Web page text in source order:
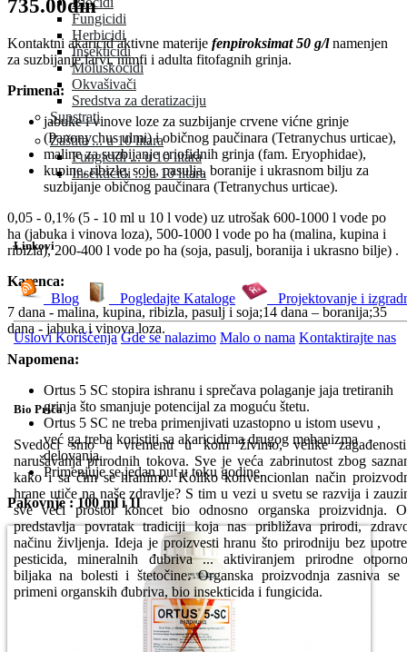
Fungicidi
Herbicidi
Insekticidi
Moluskocidi
Okvašivači
Sredstva za deratizaciju
Supstrati
Zaštita ... u 10 litara
Fungicidi ... u 10 litara
Insekticidi ... u 10 litara
Linkovi
Blog Pogledajte Kataloge Projektovanje i
Uslovi Korišćenja Gde se nalazimo Malo o nama Kontaktirajte nas
Bio Priča
Svedoci smo u vremenu u kom živimo, velike
narušavanja prirodnih tokova. Sve je veća zabrinutost zbog
kako i sa čim se hranimo. Koliko konvencionlan način
hrane utiče na naše zdravlje? S tim u vezi u svetu se razvija i
sve veći prostor koncet bio odnosno organska proizvidnja.
predstavlja povratak tradiciji koja nas približava prirodi,
načinu življenja. Ideja je proizvesti hranu što prirodniju bez
pesticida, mineralnih đubriva ... aktiviranjem prirodne
biljaka na bolesti i štetočine. Organska proizvodnja zasniva se
primeni organskih đubriva, bio insekticida i fungicida.
735.00din
Kontaktni akaricid aktivne materije fenpiroksimat 50 g/lnamenjen
za suzbijanje larvi, nimfi i adulta fitofagnih grinja.
Primena:
jabuke i vinove loze za suzbijanje crvene vićne grinje
(Panonychus ulmi) i običnog paučinara (Теtranychus urticae),
maline za suzbijanje eriofidnih grinja (fam. Eryophidae),
kupine, ribizle, soje, pasulja, boranije i ukrasnom bilju za
suzbijanje običnog paučinara (Теtranychus urticae).
0,05 - 0,1% (5 - 10 ml u 10 l vode) uz utrošak 600-1000 l vode po
ha (jabuka i vinova loza), 500-1000 l vode po ha (malina, kupina i
ribizla), 200-400 l vode po ha (soja, pasulj, boranija i ukrasno bilje) .
Karenca:
7 dana - malina, kupina, ribizla, pasulj i soja;14 dana – boranija;35
dana - jabuka i vinova loza.
Napomena:
Ortus 5 SC stopira ishranu i sprečava polaganje jaja tretiranih
grinja što smanjuje potencijal za moguću štetu.
Ortus 5 SC ne treba primenjivati uzastopno u istom usevu ,
već ga treba koristiti sa akaricidima drugog mehanizma
delovanja.
Primenjuje se jedan put u toku godine.
Pakovnje : 100 ml i 1l